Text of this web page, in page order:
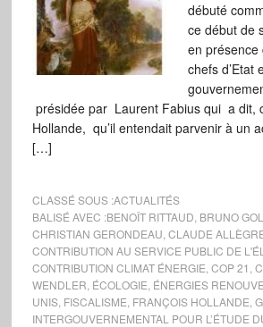
débuté
ce début de
en
chefs d’Etat
présidée par Laurent Fabius qui a dit,
Hollande, qu’il entendait parvenir à un
[…]
CLASSÉ SOUS :ACTUALITÉS
BALISÉ AVEC :BENOÎT RITTAUD BRUNO
CHRISTIAN GERONDEAU CLAUDE
CONTRIBUTION AU SERVICE PUBLIC DE
CONTRIBUTION CLIMAT ÉNERGIE COP 21
WENDLER ÉCOLOGIE ÉNERGIES
UNIS, FISCALISME FRANÇOIS HOLLANDE
INTERGOUVERNEMENTAL POUR L’ÉTUDE